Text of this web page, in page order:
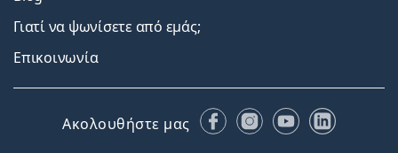
Γιατί να ψωνίσετε από εμάς;
Επικοινωνία
Ακολουθήστε μας FacebookInstagram
YouTubeLinkedIn